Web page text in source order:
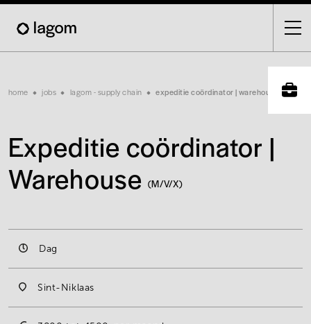
Skip
main
Breadcrumb
home jobs lagom - supply chain expeditie coördinator | warehouse
Expeditie coördinator |
Warehouse (M/V/X)
Dag
Sint-Niklaas